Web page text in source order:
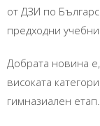
от ДЗИ по
предходни
Добрата новина
високата
гимназиален етап.